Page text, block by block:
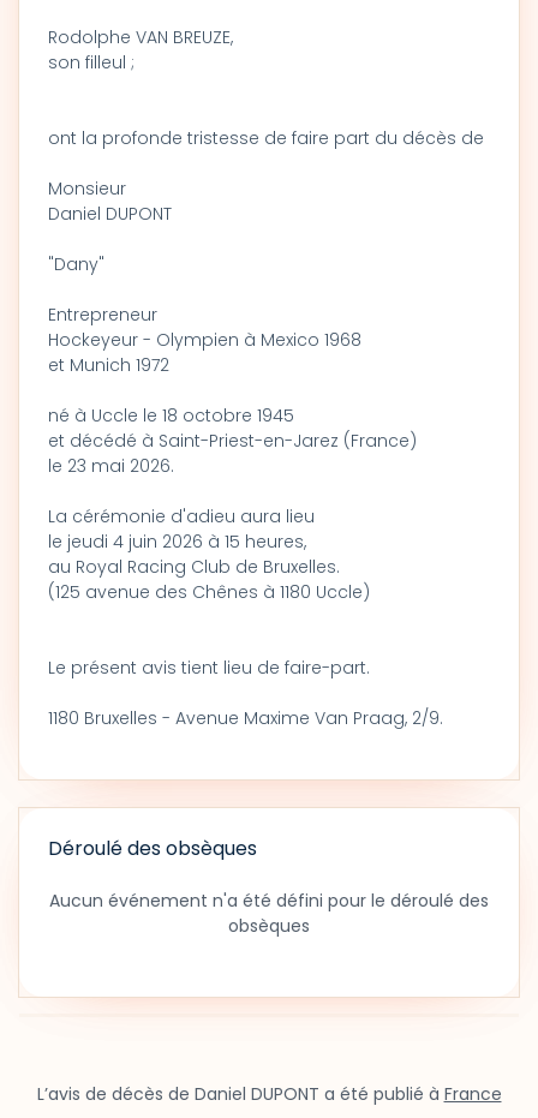
Rodolphe VAN BREUZE,
son filleul ;
ont la profonde tristesse de faire part du décès de
Monsieur
Daniel DUPONT
"Dany"
Entrepreneur
Hockeyeur - Olympien à Mexico 1968
et Munich 1972
né à Uccle le 18 octobre 1945
et décédé à Saint-Priest-en-Jarez (France)
le 23 mai 2026.
La cérémonie d'adieu aura lieu
le jeudi 4 juin 2026 à 15 heures,
au Royal Racing Club de Bruxelles.
(125 avenue des Chênes à 1180 Uccle)
Le présent avis tient lieu de faire-part.
1180 Bruxelles - Avenue Maxime Van Praag, 2/9.
Déroulé des obsèques
Aucun événement n'a été défini pour le déroulé des
obsèques
L’avis de décès de Daniel DUPONT a été publié à France